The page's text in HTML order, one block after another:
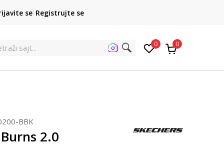
POZOVITE NAS
011 422 1422
se Registrujte se
sajt... 0 0
BBK
2.0